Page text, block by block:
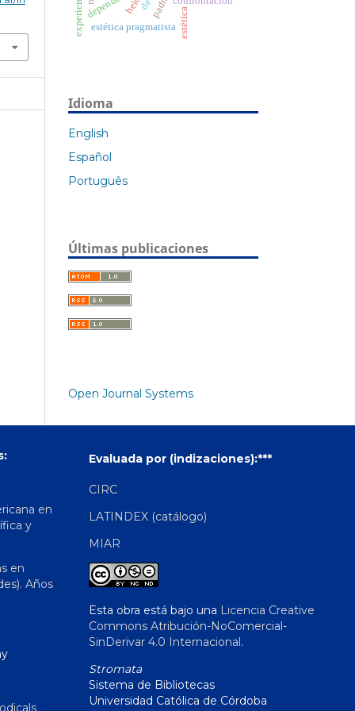
estética
estética pragmatista
Idioma
English
Español
Português
Últimas publicaciones
Open Journal Systems
en
y
en
Años
Evaluada por (indizaciones):***
CIRC
LATINDEX (catálogo)
MIAR
Esta obra está bajo una Licencia Creative
Commons Atribución-NoComercial-
SinDerivar 4.0 Internacional.
Stromata
Sistema de Bibliotecas
Universidad Católica de Córdoba